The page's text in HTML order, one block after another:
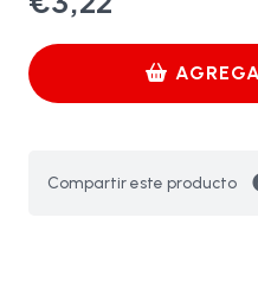
Compartir este producto